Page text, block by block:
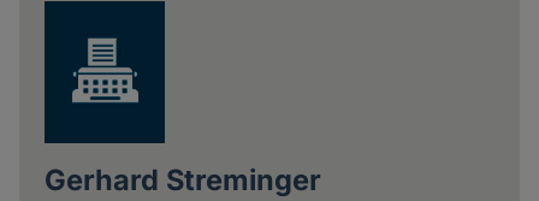
Gerhard Streminger